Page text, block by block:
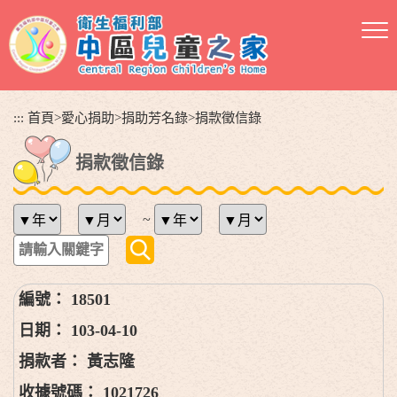
到
主
::: 首頁>愛心捐助>捐助芳名錄>捐款徵信錄
捐款徵信錄
~
18501
103-04-10
黃志隆
1021726